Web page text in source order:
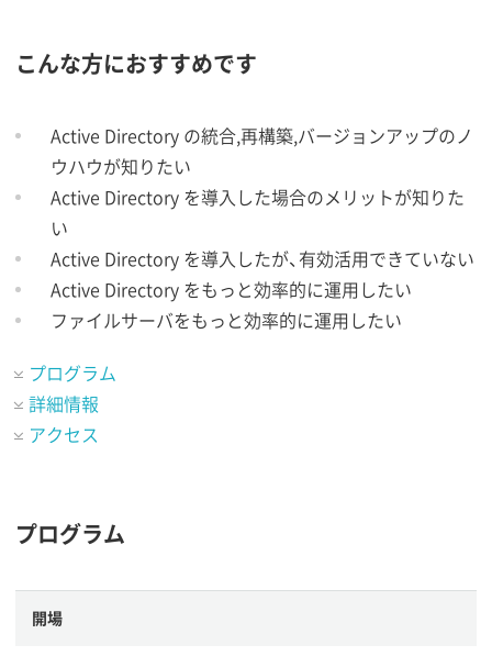
こんな方におすすめです
Active Directory の統合,再構築,バージョンアップのノ
ウハウが知りたい
Active Directory を導入した場合のメリットが知りた
い
Active Directory を導入したが、有効活用できていない
Active Directory をもっと効率的に運用したい
ファイルサーバをもっと効率的に運用したい
プログラム
詳細情報
アクセス
プログラム
開場